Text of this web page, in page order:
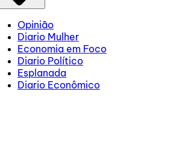
Opinião
Diario Mulher
Economia em Foco
Diario Político
Esplanada
Diario Econômico